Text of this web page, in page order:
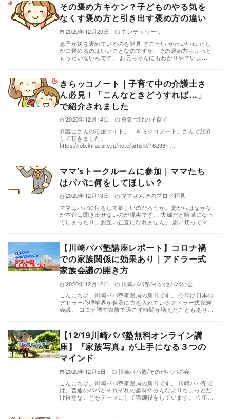
その褒め方キケン？子どものやる気を
なくす褒め方と引き出す褒め方の違い
2020年12月20日
モンテッソーリ
息子が妹を褒めているのを発見 すご〜い かわいいね たし
かに褒めるのはいいことなのですが、その褒め方ちょっと
もったいないんです。 お兄ちゃんにもわかりやすいよ…
きらッコノート｜子育て中の介護士さ
ん必見！「こんなときどうすれば…」
で紹介されました
2020年12月14日
勇気づけの子育て
介護士さんの応援サイト。「きらッコノート」さんで紹介
して頂きました。
https://job.kiracare.jp/note/article/16238/ …
ママ’sトークルームに参加｜ママたち
はパパに何をしてほしい？
2020年12月13日
ママさん達のブログ拝見
ママはパパに何をして欲しいのだろうか。妻からはなかな
か本音は聞き出せないのが現実です。 夫婦だと喧嘩になっ
てしまったり。お互い正直になれません。 思い切ってマ…
【川崎パパ塾講座レポート】コロナ禍
での家族関係に効果あり｜アドラー式
家族会議の開き方
2020年12月12日
川崎パパ塾/その他パパの会
こんにちは、川崎パパ塾事務局の新田です。 今年は日本の
アドラー心理学界が普及に力を入れているアドラー式家族
会議。 コロナ禍で家族で過ごす時間が増えたこともあり…
【12/19川崎パパ塾無料オンライン講
座】『家族写真』が上手になる３つの
マインド
2020年12月5日
川崎パパ塾/その他パパの会
こんにちは。川崎パパ塾事務局の新田です。 川崎パパ塾で
は、普通のパパがそれぞれの趣味やみんなよりちょっとだ
け得意なことをテーマにして講師役をしています。 今年…